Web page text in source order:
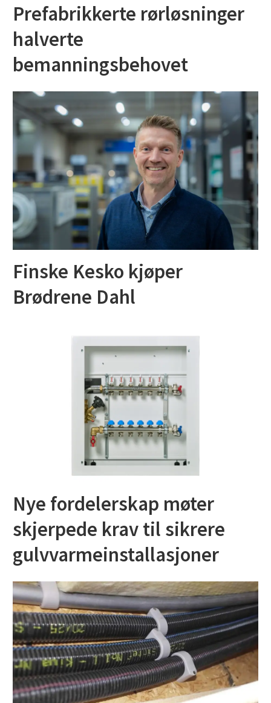
Prefabrikkerte rørløsninger
halverte
bemanningsbehovet
Finske Kesko kjøper
Brødrene Dahl
Nye fordelerskap møter
skjerpede krav til sikrere
gulvvarmeinstallasjoner